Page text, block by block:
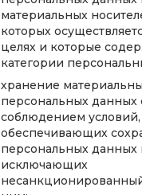
материальных
которых
целях и которые
категории
хранение
персональных данных
соблюдением условий,
обеспечивающих
персональных данных
исключающих